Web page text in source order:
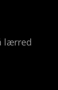
lærred